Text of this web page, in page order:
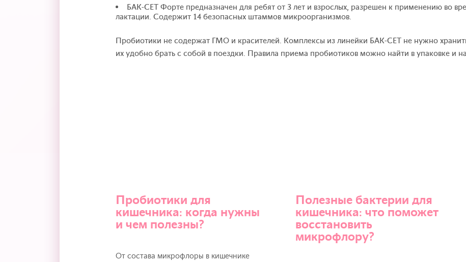
БАК-СЕТ Форте предназначен для ребят от 3 лет и взрослых, разрешен к применению во
лактации. Содержит 14 безопасных штаммов микроорганизмов.
Пробиотики не содержат ГМО и красителей. Комплексы из линейки БАК-СЕТ не нужно
их удобно брать с собой в поездки. Правила приема пробиотиков можно найти в упаковке и
Пробиотики для
кишечника: когда нужны
и чем полезны?
От состава микрофлоры в кишечнике
Полезные бактерии для
кишечника: что поможет
восстановить
микрофлору?